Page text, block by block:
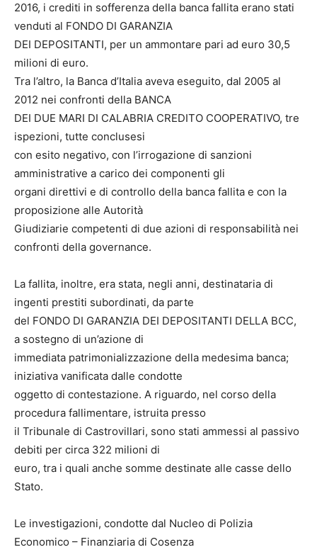
2016, i crediti in sofferenza della banca fallita erano stati
venduti al FONDO DI GARANZIA
DEI DEPOSITANTI, per un ammontare pari ad euro 30,5
milioni di euro.
Tra l’altro, la Banca d’Italia aveva eseguito, dal 2005 al
2012 nei confronti della BANCA
DEI DUE MARI DI CALABRIA CREDITO COOPERATIVO, tre
ispezioni, tutte conclusesi
con esito negativo, con l’irrogazione di sanzioni
amministrative a carico dei componenti gli
organi direttivi e di controllo della banca fallita e con la
proposizione alle Autorità
Giudiziarie competenti di due azioni di responsabilità nei
confronti della governance.
La fallita, inoltre, era stata, negli anni, destinataria di
ingenti prestiti subordinati, da parte
del FONDO DI GARANZIA DEI DEPOSITANTI DELLA BCC,
a sostegno di un’azione di
immediata patrimonializzazione della medesima banca;
iniziativa vanificata dalle condotte
oggetto di contestazione. A riguardo, nel corso della
procedura fallimentare, istruita presso
il Tribunale di Castrovillari, sono stati ammessi al passivo
debiti per circa 322 milioni di
euro, tra i quali anche somme destinate alle casse dello
Stato.
Le investigazioni, condotte dal Nucleo di Polizia
Economico – Finanziaria di Cosenza